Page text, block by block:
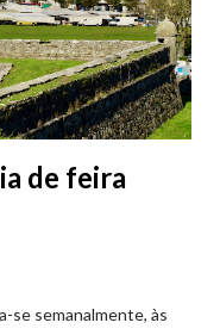
de feira
se semanalmente, às